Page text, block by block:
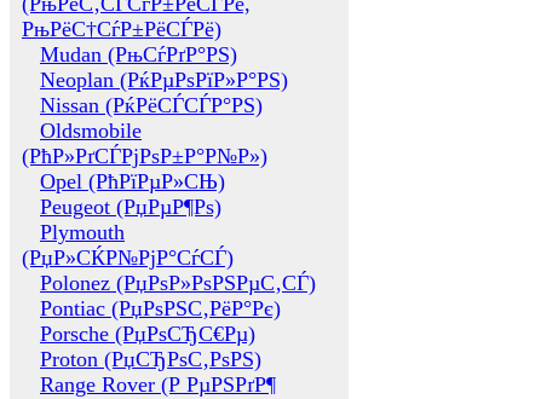
РњРёС†СѓР±РёСЃРё)
Mudan (РњСѓРґР°РЅ)
Neoplan (РќРµРѕРїР»Р°РЅ)
Nissan (РќРёСЃСЃР°РЅ)
Oldsmobile
(РћР»РґСЃРјРѕР±Р°Р№Р»)
Opel (РћРїРµР»СЊ)
Peugeot (РџРµР¶Рѕ)
Plymouth
(РџР»СЌР№РјР°СѓСЃ)
Polonez (РџРѕР»РѕРЅРµС‚СЃ)
Pontiac (РџРѕРЅС‚РёР°Рє)
Porsche (РџРѕСЂС€Рµ)
Proton (РџСЂРѕС‚РѕРЅ)
Range Rover (Р РµРЅРґР¶